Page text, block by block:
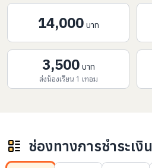
14,000 บาท
3,500 บาท
ส่งน้องเรียน 1 เทอม
ช่องทางการชำระเงิน